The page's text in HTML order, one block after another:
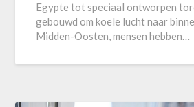
Egypte tot speciaal ontworpen
gebouwd om koele lucht naar
Midden-Oosten, mensen hebben…